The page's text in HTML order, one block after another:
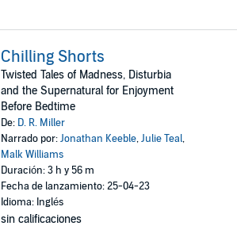
Chilling Shorts
Twisted Tales of Madness, Disturbia
and the Supernatural for Enjoyment
Before Bedtime
De: D. R. Miller
Narrado por:Jonathan Keeble,Julie Teal,
Malk Williams
Duración: 3 h y 56 m
Fecha de lanzamiento: 25-04-23
Idioma: Inglés
sin calificaciones